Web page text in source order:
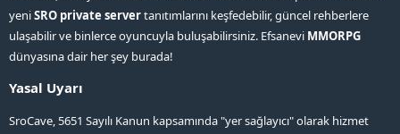
yeniSRO private servertanıtımlarını keşfedebilir, güncel rehberlere
ulaşabilir ve binlerce oyuncuyla buluşabilirsiniz. Efsanevi MMORPG
dünyasına dair her şey burada!
Yasal Uyarı
SroCave, 5651 Sayılı Kanun kapsamında "yer sağlayıcı" olarak hizmet